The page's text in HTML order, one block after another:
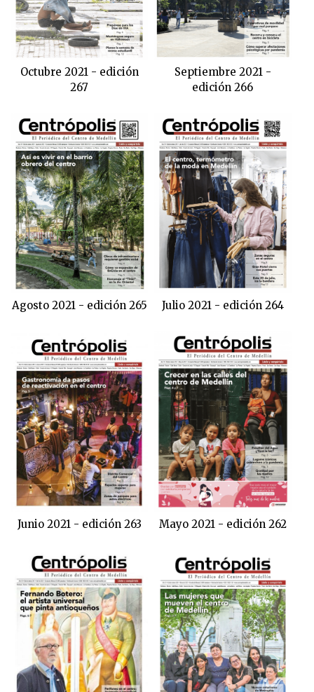
Octubre 2021 - edición
267
Septiembre 2021 -
edición 266
Agosto 2021 - edición 265 Julio 2021 - edición 264
Junio 2021 - edición 263 Mayo 2021 - edición 262